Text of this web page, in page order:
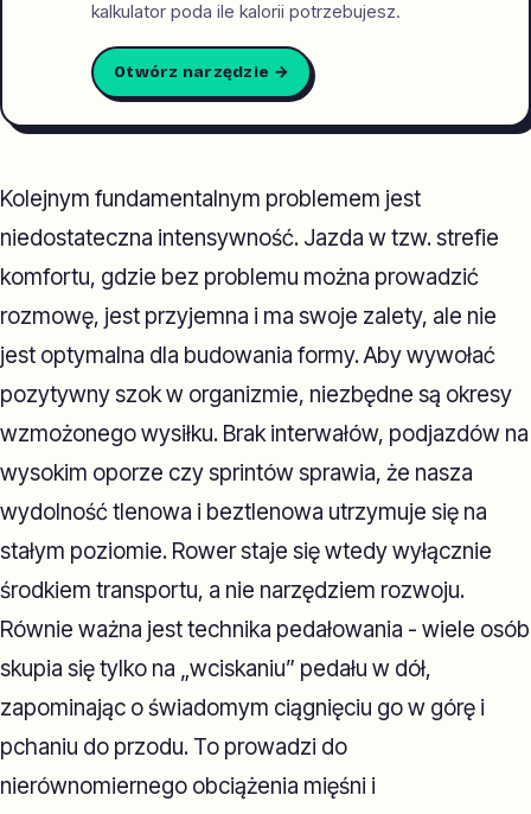
kalkulator poda ile kalorii potrzebujesz.
Otwórz narzędzie →
Kolejnym fundamentalnym problemem jest
niedostateczna intensywność. Jazda w tzw. strefie
komfortu, gdzie bez problemu można prowadzić
rozmowę, jest przyjemna i ma swoje zalety, ale nie
jest optymalna dla budowania formy. Aby wywołać
pozytywny szok w organizmie, niezbędne są okresy
wzmożonego wysiłku. Brak interwałów, podjazdów na
wysokim oporze czy sprintów sprawia, że nasza
wydolność tlenowa i beztlenowa utrzymuje się na
stałym poziomie. Rower staje się wtedy wyłącznie
środkiem transportu, a nie narzędziem rozwoju.
Równie ważna jest technika pedałowania - wiele osób
skupia się tylko na „wciskaniu” pedału w dół,
zapominając o świadomym ciągnięciu go w górę i
pchaniu do przodu. To prowadzi do
nierównomiernego obciążenia mięśni i